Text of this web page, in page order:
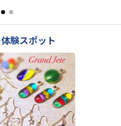
、...
験スポット